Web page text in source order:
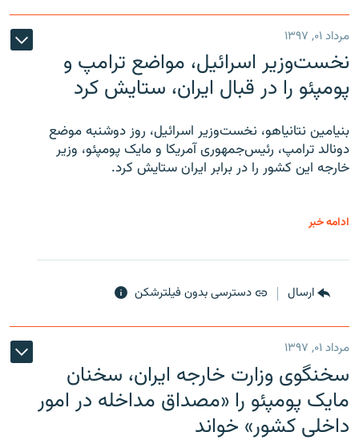
مرداد ۰۱, ۱۳۹۷
نخست‌وزیر اسرائیل، مواضع ترامپ و
پومپئو را در قبال ایران، ستایش کرد
بنیامین نتانیاهو، نخست‌وزیر اسرائیل، روز دوشنبه موضع
دونالد ترامپ، رئیس‌جمهوری آمریکا و مایک پومپئو، وزیر
خارجه این کشور را در برابر ایران ستایش کرد.
ادامه خبر
ارسال دسترسی بدون فیلترشکن
مرداد ۰۱, ۱۳۹۷
سخنگوی وزارت خارجه ایران، سخنان
مایک پومپئو را «مصداق مداخله در امور
داخلی کشور» خواند